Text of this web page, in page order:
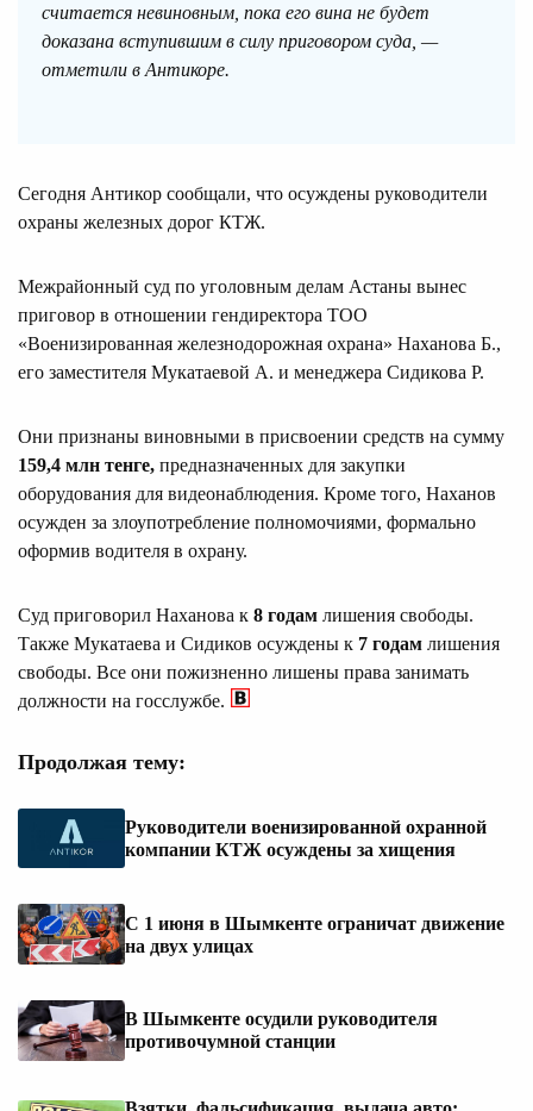
считается невиновным, пока его вина не будет
доказана вступившим в силу приговором суда, —
отметили в Антикоре.
Сегодня Антикор сообщали, что осуждены руководители
охраны железных дорог КТЖ.
Межрайонный суд по уголовным делам Астаны вынес
приговор в отношении гендиректора ТОО
«Военизированная железнодорожная охрана» Наханова Б.,
его заместителя Мукатаевой А. и менеджера Сидикова Р.
Они признаны виновными в присвоении средств на сумму
159,4 млн тенге, предназначенных для закупки
оборудования для видеонаблюдения. Кроме того, Наханов
осужден за злоупотребление полномочиями, формально
оформив водителя в охрану.
Суд приговорил Наханова к 8 годам лишения свободы.
Также Мукатаева и Сидиков осуждены к 7 годам лишения
свободы. Все они пожизненно лишены права занимать
должности на госслужбе.
Продолжая тему:
Руководители военизированной охранной
компании КТЖ осуждены за хищения
С 1 июня в Шымкенте ограничат движение
на двух улицах
В Шымкенте осудили руководителя
противочумной станции